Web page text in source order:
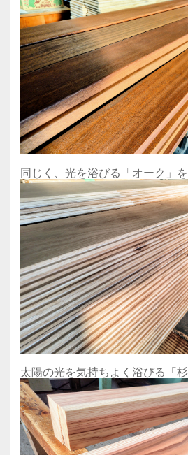
同じく、光を浴びる「オーク」を
太陽の光を気持ちよく浴びる「杉